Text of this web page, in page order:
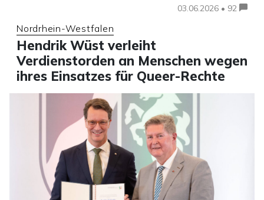
03.06.2026 • 92
Nordrhein-Westfalen
Hendrik Wüst verleiht
Verdienstorden an Menschen wegen
ihres Einsatzes für Queer-Rechte